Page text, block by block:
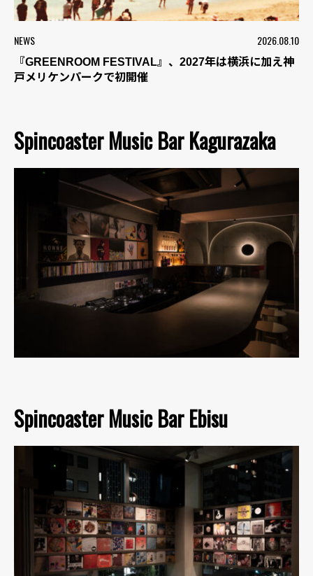
NEWS 2026.08.10
『GREENROOM FESTIVAL』、2027年は横浜に加え神
戸メリケンパークで初開催
Spincoaster Music Bar Kagurazaka
Spincoaster Music Bar Ebisu